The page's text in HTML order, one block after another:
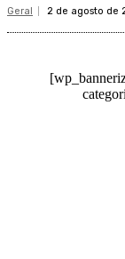
Geral 2 de agosto de